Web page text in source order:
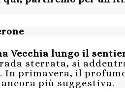
Vecchia lungo il
sterrata, si
primavera, il
più suggestiva.